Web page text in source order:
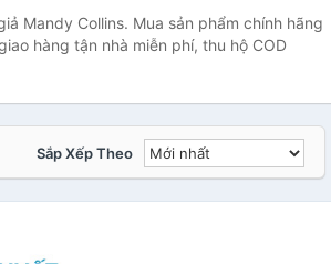
Mandy Collins. Mua sản phẩm chính hãng
hàng tận nhà miễn phí, thu hộ COD
Sắp Xếp Theo